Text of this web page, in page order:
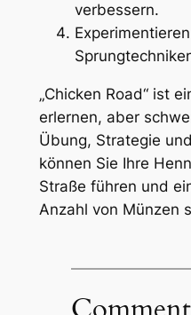
verbessern.
„Chicken Road“ ist
erlernen, aber
Übung, Strategie
können Sie Ihre
Straße führen und
Anzahl von Münzen